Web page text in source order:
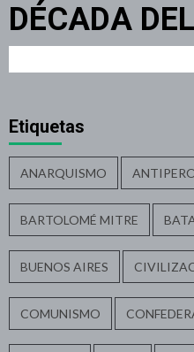
DÉCADA
Etiquetas
ANARQUISMO
BARTOLOMÉ MITRE
BUENOS AIRES
COMUNISMO